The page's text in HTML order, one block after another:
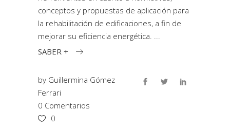
conceptos y propuestas de aplicación para
la rehabilitación de edificaciones, a fin de
mejorar su eficiencia energética.
SABER +
by Guillermina Gómez
Ferrari
0 Comentarios
0